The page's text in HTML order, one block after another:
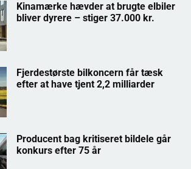
Kinamærke hævder at brugte elbiler
bliver dyrere – stiger 37.000 kr.
Fjerdestørste bilkoncern får tæsk
efter at have tjent 2,2 milliarder
Producent bag kritiseret bildele går
konkurs efter 75 år